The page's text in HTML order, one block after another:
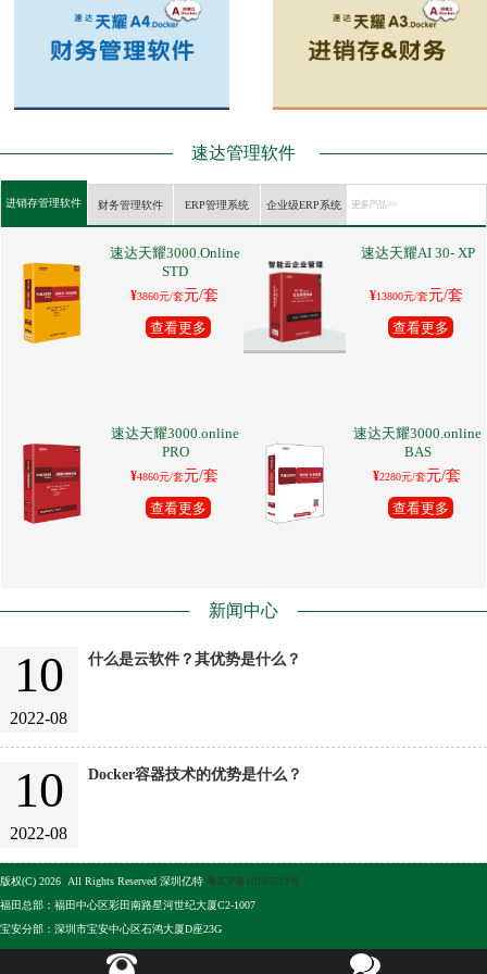
速达管理软件
进销存管理软件 财务管理软件 ERP管理系统 企业级ERP系统 更多产品 >>
速达天耀3000.Online
STD
¥3860元/套元/套
查看更多
速达天耀AI 30- XP
¥13800元/套元/套
查看更多
速达天耀3000.online
PRO
¥4860元/套元/套
查看更多
速达天耀3000.online
BAS
¥2280元/套元/套
查看更多
新闻中心
10
2022-08
什么是云软件？其优势是什么？
10
2022-08
Docker容器技术的优势是什么？
版权(C) 2026 All Rights Reserved 深圳亿特 粤ICP备10105513号
福田总部：福田中心区彩田南路星河世纪大厦C2-1007
宝安分部：深圳市宝安中心区石鸿大厦D座23G